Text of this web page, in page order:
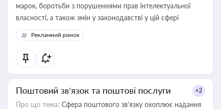
марок, боротьби з порушеннями прав інтелектуальної
власності, а також змін у законодавстві у цій сфері
Рекламний ринок
Поштовий зв’язок та поштові послуги +2
Про що тема: Сфера поштового зв’язку охоплює надання